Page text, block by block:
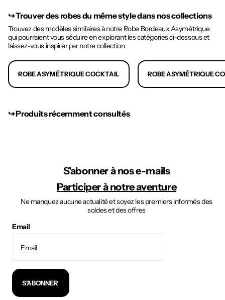
↪︎Trouver des robes du même style dans nos collections
Trouvez des modèles similaires à notre Robe Bordeaux Asymétrique
qui pourraient vous séduire en explorant les catégories ci-dessous et
laissez-vous inspirer par notre collection.
ROBE ASYMÉTRIQUE COCKTAIL ROBE ASYMÉTRIQUE
↪︎ Produits récemment consultés
S'abonner à nos e-mails
Participer à notre aventure
Ne manquez aucune actualité et soyez les premiers informés des
soldes et des offres
Email
S'ABONNER